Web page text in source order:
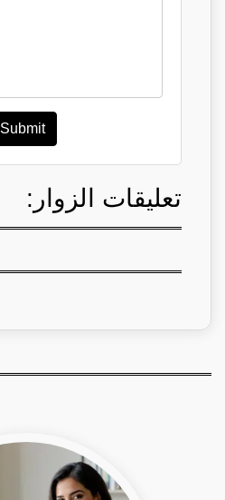
Submit
تعليقات الزوار: